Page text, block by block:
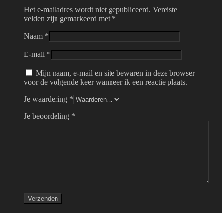
Het e-mailadres wordt niet gepubliceerd. Vereiste
velden zijn gemarkeerd met *
Naam *
E-mail *
Mijn naam, e-mail en site bewaren in deze browser
voor de volgende keer wanneer ik een reactie plaats.
Je waardering *
Je beoordeling *